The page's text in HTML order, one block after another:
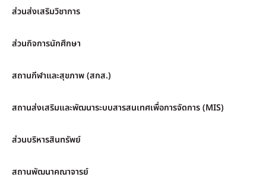
ส่วนส่งเสริมวิชาการ
ส่วนกิจการนักศึกษา
สถานกีฬาและสุขภาพ (สกส.)
สถานส่งเสริมและพัฒนาระบบสารสนเทศเพื่อการจัดการ (MIS)
ส่วนบริหารสินทรัพย์
สถานพัฒนาคณาจารย์